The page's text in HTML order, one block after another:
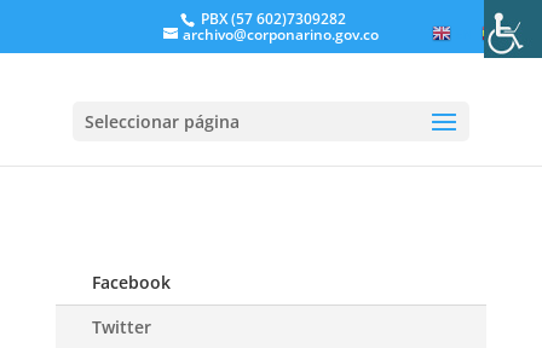
PBX (57 602)7309282
archivo@corponarino.gov.co
Seleccionar página
Facebook
Twitter
ES